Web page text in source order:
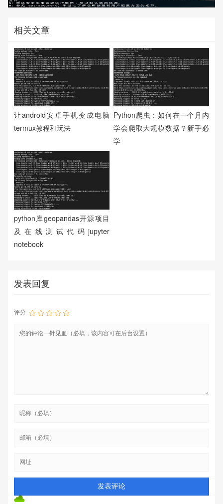
相关文章
让android安卓手机变成电脑
termux教程和玩法
Python爬虫：如何在一个月内
学会爬取大规模数据？新手必
学
python库geopandas开源项目
及在线测试代码jupyter
notebook
发表回复
评分